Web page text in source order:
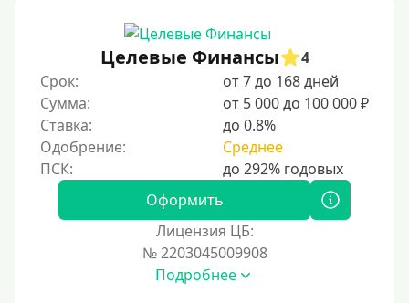
Моментум (Momentum)
Через систему Контакт (Contact)
Золотая Корона
Через систему быстрых платежей СБП
Способы получения
Без активации сервиса
Целевые Финансы
4
Срок:
от 7 до 168 дней
Сумма:
от 5 000 до 100 000 ₽
Ставка:
до 0.8%
Одобрение:
Среднее
Оформить
Лицензия ЦБ:
№ 2203045009908
Подробнее